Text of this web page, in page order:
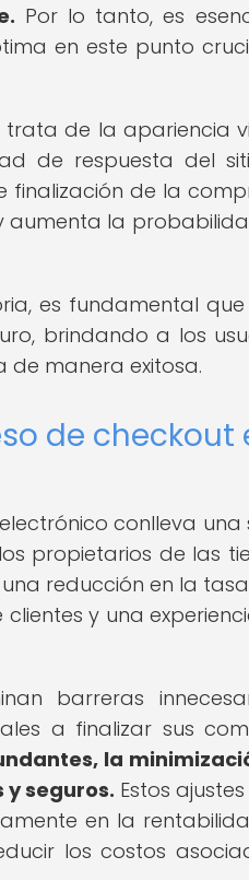
Por lo tanto, es
en este punto
trata de la apariencia
de respuesta del
de la
la
es fundamental que
brindando a los
de manera exitosa.
de checkout
conlleva una
propietarios de las
reducción en la
y una
barreras
a finalizar sus
la
seguros. Estos
en la
los costos